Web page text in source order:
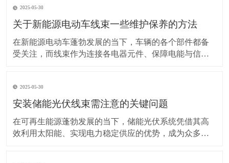
2025-05-30
关于新能源电动车线束一些维护保养的方法
在新能源电动车蓬勃发展的当下，车辆的各个部件都备
受关注，而线束作为连接各电器元件、保障电能与信号
让车辆运行更稳定、安全，还能延长其使用寿命。 日常
驾驶习惯对线束的影响不容小觑。平稳驾驶是维护线束
2025-05-30
安装储能光伏线束需注意的关键问题
在可再生能源蓬勃发展的当下，储能光伏系统凭借其高
效利用太阳能、实现电力稳定供应的优势，成为众多领